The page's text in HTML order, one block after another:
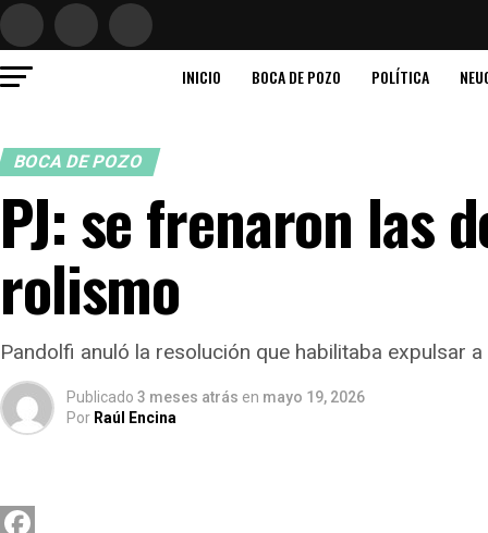
INICIO BOCA DE POZO POLÍTICA
BOCA DE POZO
PJ: se frenaron las
rolismo
Pandolfi anuló la resolución que habilitaba expulsar
Publicado 3 meses atrás en mayo 19, 2026
Por Raúl Encina